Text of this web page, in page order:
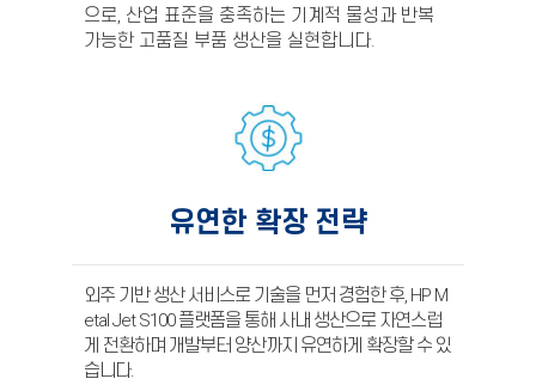
으로, 산업 표준을 충족하는 기계적 물성과 반복
가능한 고품질 부품 생산을 실현합니다.
유연한 확장 전략
외주 기반 생산 서비스로 기술을 먼저 경험한 후, HP M
etal Jet S100 플랫폼을 통해 사내 생산으로 자연스럽
게 전환하며 개발부터 양산까지 유연하게 확장할 수 있
습니다.